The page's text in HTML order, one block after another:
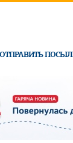
ОТПРАВИТЬ